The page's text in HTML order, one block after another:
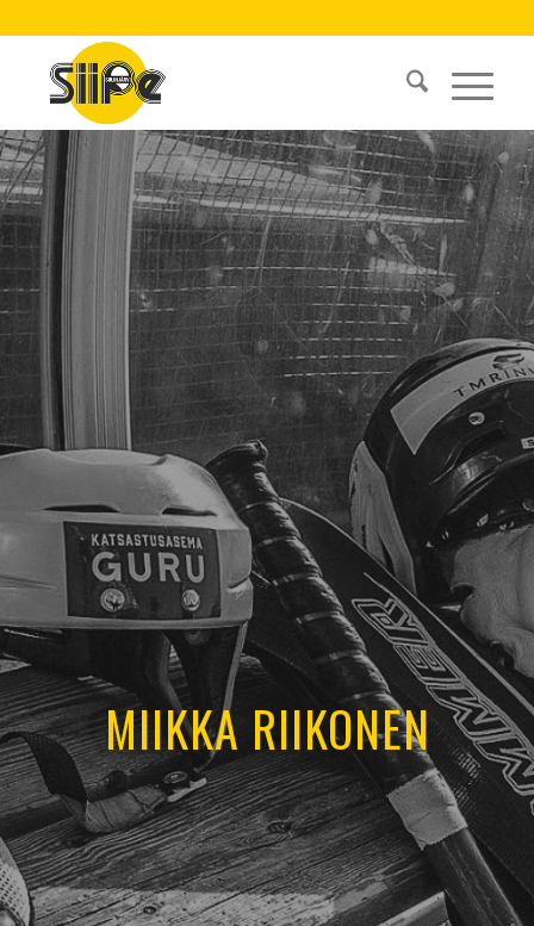
MIIKKA RIIKONEN